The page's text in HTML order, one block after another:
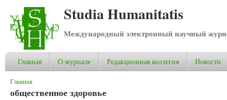
Studia Humanitatis
Международный электронный научный
Главная О журнале Редакционная коллегия Новости
Вы здесь
Главная
общественное здоровье